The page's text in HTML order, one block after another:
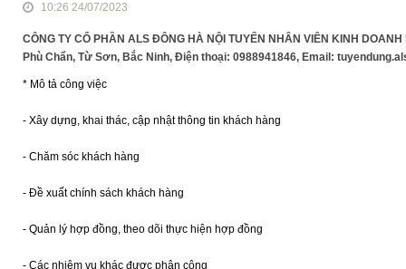
10:26 24/07/2023
CÔNG TY CỔ PHẦN ALS ĐÔNG HÀ NỘI TUYỂN NHÂN VIÊN KINH
Phù Chẩn, Từ Sơn, Bắc Ninh, Điện thoại: 0988941846, Email:
* Mô tả công việc
- Xây dựng, khai thác, cập nhật thông tin khách hàng
- Chăm sóc khách hàng
- Đề xuất chính sách khách hàng
- Quản lý hợp đồng, theo dõi thực hiện hợp đồng
- Các nhiệm vụ khác được phân công